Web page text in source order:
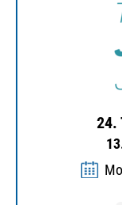
24.